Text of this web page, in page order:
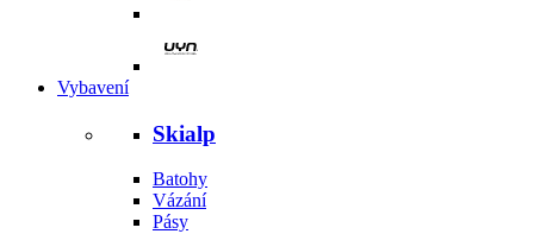
Vybavení
Skialp
Batohy
Vázání
Pásy